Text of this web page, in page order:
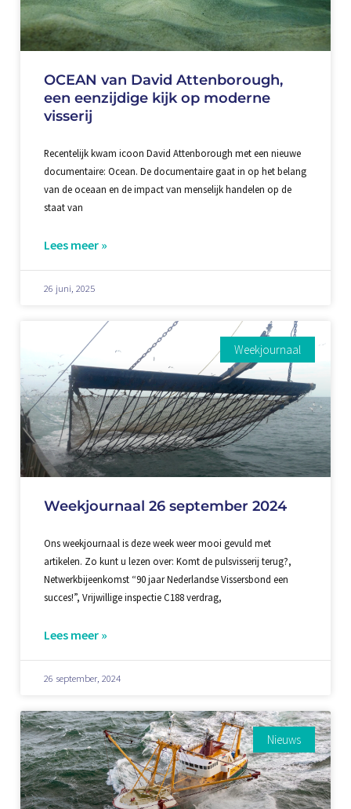
OCEAN van David Attenborough,
een eenzijdige kijk op moderne
visserij
Recentelijk kwam icoon David Attenborough met een nieuwe
documentaire: Ocean. De documentaire gaat in op het belang
van de oceaan en de impact van menselijk handelen op de
staat van
Lees meer »
26 juni, 2025
Weekjournaal
Weekjournaal 26 september 2024
Ons weekjournaal is deze week weer mooi gevuld met
artikelen. Zo kunt u lezen over: Komt de pulsvisserij terug?,
Netwerkbijeenkomst “90 jaar Nederlandse Vissersbond een
succes!”, Vrijwillige inspectie C188 verdrag,
Lees meer »
26 september, 2024
Nieuws